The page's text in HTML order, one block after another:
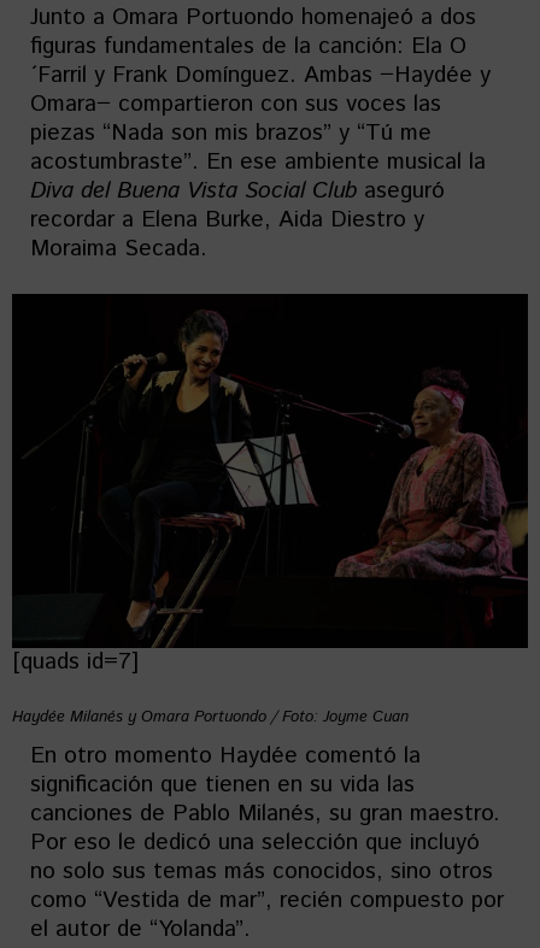
Junto a Omara Portuondo homenajeó a dos
figuras fundamentales de la canción: Ela O
´Farril y Frank Domínguez. Ambas −Haydée y
Omara− compartieron con sus voces las
piezas “Nada son mis brazos” y “Tú me
acostumbraste”. En ese ambiente musical la
Diva del Buena Vista Social Club aseguró
recordar a Elena Burke, Aida Diestro y
Moraima Secada.
[quads id=7]
Haydée Milanés y Omara Portuondo / Foto: Joyme Cuan
En otro momento Haydée comentó la
significación que tienen en su vida las
canciones de Pablo Milanés, su gran maestro.
Por eso le dedicó una selección que incluyó
no solo sus temas más conocidos, sino otros
como “Vestida de mar”, recién compuesto por
el autor de “Yolanda”.